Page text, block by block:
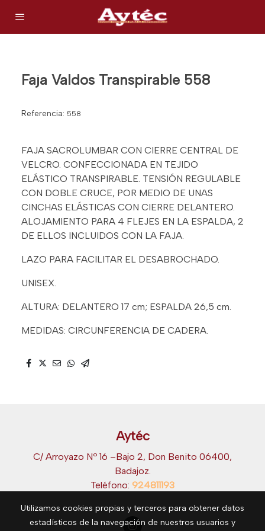
Faja Valdos Transpirable 558
Referencia: 558
FAJA SACROLUMBAR CON CIERRE CENTRAL DE
VELCRO. CONFECCIONADA EN TEJIDO
ELÁSTICO TRANSPIRABLE. TENSIÓN REGULABLE
CON DOBLE CRUCE, POR MEDIO DE UNAS
CINCHAS ELÁSTICAS CON CIERRE DELANTERO.
ALOJAMIENTO PARA 4 FLEJES EN LA ESPALDA, 2
DE ELLOS INCLUIDOS CON LA FAJA.
LAZO PARA FACILITAR EL DESABROCHADO.
UNISEX.
ALTURA: DELANTERO 17 cm; ESPALDA 26,5 cm.
MEDIDAS: CIRCUNFERENCIA DE CADERA.
Aytéc
C/ Arroyazo Nº 16 –Bajo 2, Don Benito 06400,
Badajoz.
Teléfono: 924811193
Utilizamos cookies propias y terceros para obtener datos
estadísticos de la navegación de nuestros usuarios y